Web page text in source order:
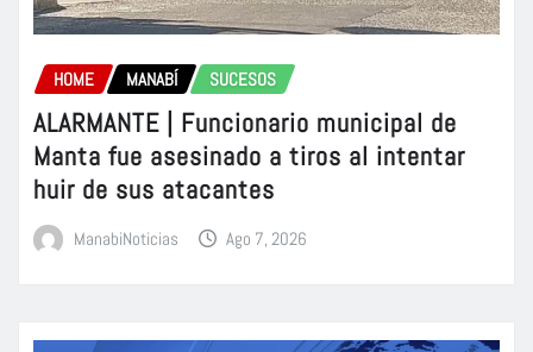
HOME MANABÍ SUCESOS
ALARMANTE | Funcionario municipal de
Manta fue asesinado a tiros al intentar
huir de sus atacantes
ManabiNoticias Ago 7, 2026